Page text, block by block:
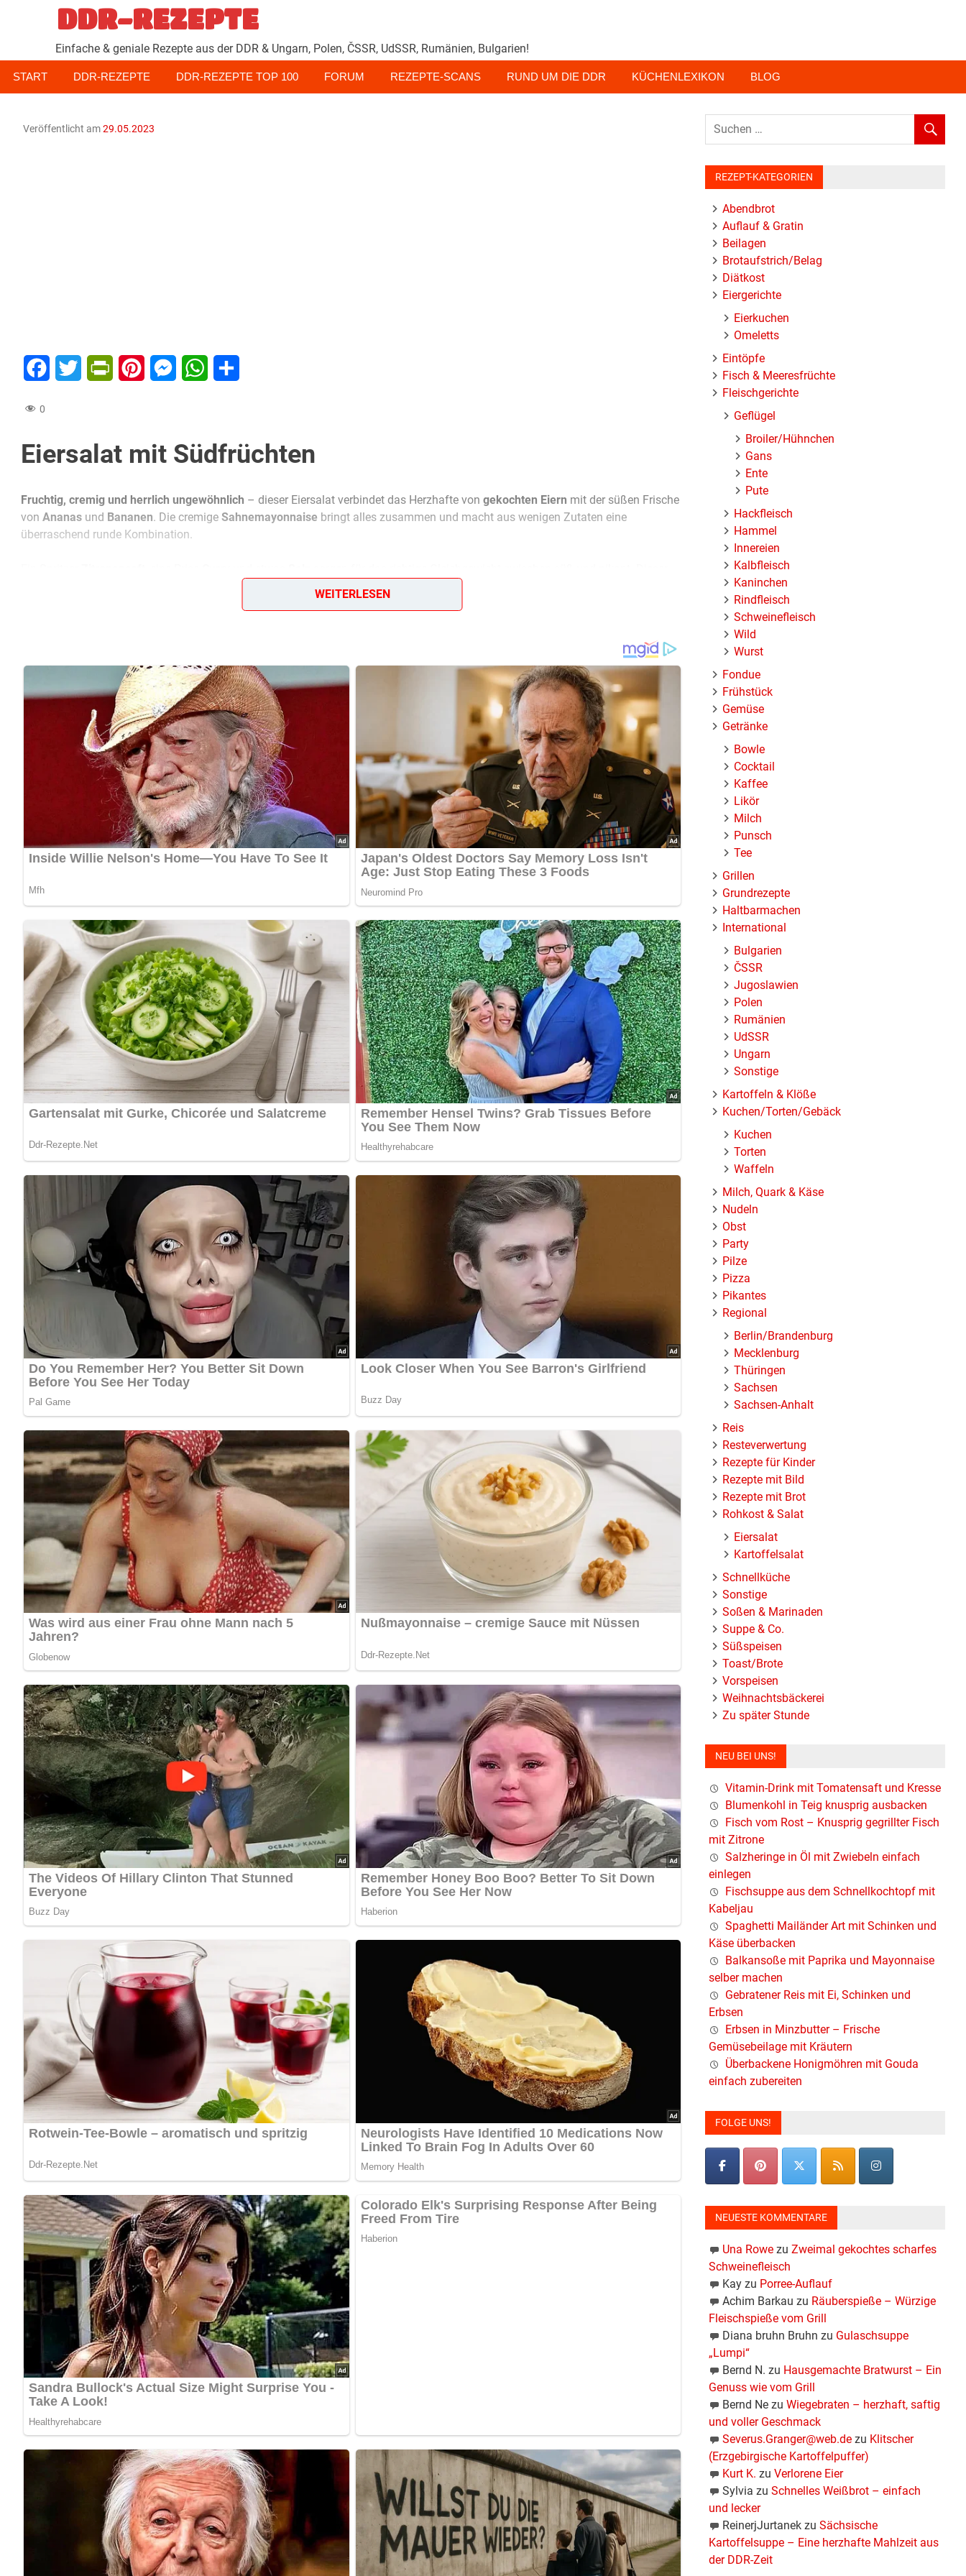
Zum
Inhalt
springen
DDR-REZEPTE
Einfache & geniale Rezepte aus der DDR & Ungarn, Polen, ČSSR, UdSSR, Rumänien, Bulgarien!
START DDR-REZEPTE DDR-REZEPTE TOP 100 FORUM REZEPTE-SCANS RUND UM DIE DDR KÜCHENLEXIKON BLOG
Veröffentlicht am29.05.2023
FacebookTwitter PrintFriendly
PinterestMessengerWhatsApp
0
Eiersalat mit Südfrüchten
Fruchtig, cremig und herrlich ungewöhnlich – dieser Eiersalat verbindet das Herzhafte von gekochten Eiern mit der süßen Frische
von Ananasund Bananen. Die cremige Sahnemayonnaise bringt alles zusammen und macht aus wenigen Zutaten eine
überraschend runde Kombination.
kalten Buffet oder als Aufstrich auf frischem Brot
, sondern eignet sich auch wunderbar als leichtes
Wer ihn einmal probiert hat, wird ihn nicht so schnell vergessen – ein echtes Geschmackserlebnis, das sich leicht vorbereiten lässt
Für 1000 g
Diese Zutaten brauchen wir…
400 g Eier, hart gekocht
200 g Ananas (Konserve)
200 g Bananen
200 g Sahnemayonnaise
Lob, Kritik, Fragen oder Anregungen zum Rezept? Dann hinterlasse doch bitte einen Kommentar am Ende dieser Seite & auch
eine Bewertung!
Und so wird es gemacht…
Eier vierteln, Ananas in Stückchen und Bananen in dicke Scheiben schneiden. Zuerst Ananas und Bananen mit der
Sahnemayonnaise vermischen, dann die geviertelten Eier unterziehen. Mit etwas Curry, Zitronensaft, Salz abschmecken.
Abonniere jetzt unseren Newsletter!
Kein Spam, kein Bullshit, keine Weitergabe deiner Mailadresse an Dritte!
Dieses Rezept bei Pinterest merken
Nach: Feine Salate und pikante Spezialitäten, VEB Fachbuchverlag Leipzig, DDR, 1985
Jetzt Sterne vergeben – Rezept bewerten
(3 Bewertung)
WEITERLESEN
REZEPT-KATEGORIEN
Abendbrot
Auflauf & Gratin
Beilagen
Brotaufstrich/Belag
Diätkost
Eiergerichte
Eierkuchen
Omeletts
Eintöpfe
Fisch & Meeresfrüchte
Fleischgerichte
Geflügel
Broiler/Hühnchen
Gans
Ente
Pute
Hackfleisch
Hammel
Innereien
Kalbfleisch
Kaninchen
Rindfleisch
Schweinefleisch
Wild
Wurst
Fondue
Frühstück
Gemüse
Getränke
Bowle
Cocktail
Kaffee
Likör
Milch
Punsch
Tee
Grillen
Grundrezepte
Haltbarmachen
International
Bulgarien
ČSSR
Jugoslawien
Polen
Rumänien
UdSSR
Ungarn
Sonstige
Kartoffeln & Klöße
Kuchen/Torten/Gebäck
Kuchen
Torten
Waffeln
Milch, Quark & Käse
Nudeln
Obst
Party
Pilze
Pizza
Pikantes
Regional
Berlin/Brandenburg
Mecklenburg
Thüringen
Sachsen
Sachsen-Anhalt
Reis
Resteverwertung
Rezepte für Kinder
Rezepte mit Bild
Rezepte mit Brot
Rohkost & Salat
Eiersalat
Kartoffelsalat
Schnellküche
Sonstige
Soßen & Marinaden
Suppe & Co.
Süßspeisen
Toast/Brote
Vorspeisen
Weihnachtsbäckerei
Zu später Stunde
NEU BEI UNS!
Vitamin-Drink mit Tomatensaft und Kresse
Blumenkohl in Teig knusprig ausbacken
Fisch vom Rost – Knusprig gegrillter Fisch
mit Zitrone
Salzheringe in Öl mit Zwiebeln einfach
einlegen
Fischsuppe aus dem Schnellkochtopf mit
Kabeljau
Spaghetti Mailänder Art mit Schinken und
Käse überbacken
Balkansoße mit Paprika und Mayonnaise
selber machen
Gebratener Reis mit Ei, Schinken und
Erbsen
Erbsen in Minzbutter – Frische
Gemüsebeilage mit Kräutern
Überbackene Honigmöhren mit Gouda
einfach zubereiten
FOLGE UNS!
NEUESTE KOMMENTARE
Una Rowezu Zweimal gekochtes scharfes
Schweinefleisch
Kayzu Porree-Auflauf
Achim Barkau zu Räuberspieße – Würzige
Fleischspieße vom Grill
Diana bruhn Bruhn zu Gulaschsuppe
„Lumpi“
Bernd N. zu Hausgemachte Bratwurst – Ein
Genuss wie vom Grill
Bernd Nezu Wiegebraten – herzhaft, saftig
und voller Geschmack
Severus.Granger@web.dezu Klitscher
(Erzgebirgische Kartoffelpuffer)
Kurt K. zu Verlorene Eier
Sylvia zu Schnelles Weißbrot – einfach
und lecker
ReinerjJurtanekzu Sächsische
Kartoffelsuppe – Eine herzhafte Mahlzeit aus
der DDR-Zeit